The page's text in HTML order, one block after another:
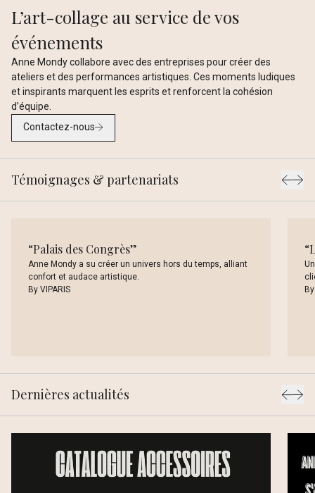
L’art-collage au service de vos
événements
Anne Mondy collabore avec des entreprises pour créer des
ateliers et des performances artistiques. Ces moments ludiques
et inspirants marquent les esprits et renforcent la cohésion
d’équipe.
Contactez-nous
Témoignages & partenariats
“Palais des Congrès”
Anne Mondy a su créer un univers hors du temps, alliant
confort et audace artistique.
By VIPARIS
“
Dernières actualités